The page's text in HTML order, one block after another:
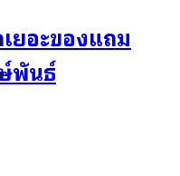
ยอะของแถม
พันธ์